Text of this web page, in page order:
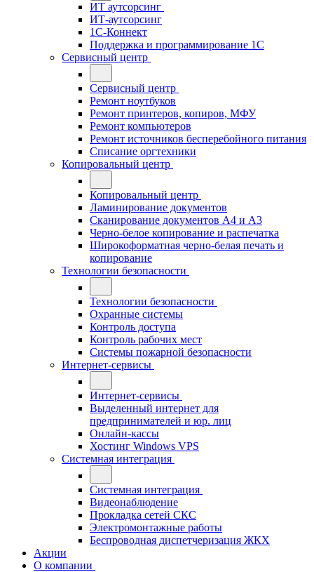
ИТ аутсорсинг
ИТ-аутсорсинг
1С-Коннект
Поддержка и программирование 1С
Сервисный центр
Сервисный центр
Ремонт ноутбуков
Ремонт принтеров, копиров, МФУ
Ремонт компьютеров
Ремонт источников бесперебойного питания
Списание оргтехники
Копировальный центр
Копировальный центр
Ламинирование документов
Сканирование документов А4 и А3
Черно-белое копирование и распечатка
Широкоформатная черно-белая печать и
копирование
Технологии безопасности
Технологии безопасности
Охранные системы
Контроль доступа
Контроль рабочих мест
Системы пожарной безопасности
Интернет-сервисы
Интернет-сервисы
Выделенный интернет для
предпринимателей и юр. лиц
Онлайн-кассы
Хостинг Windows VPS
Системная интеграция
Системная интеграция
Видеонаблюдение
Прокладка сетей СКС
Электромонтажные работы
Беспроводная диспетчеризация ЖКХ
Акции
О компании